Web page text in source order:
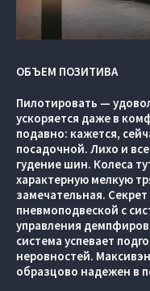
ОБЪЕМ ПОЗИТИВА
Пилотировать —
ускоряется даже в
подавно: кажется,
посадочной. Лихо и
гудение шин. Колеса
характерную мелкую
замечательная.
пневмоподвеской с
управления
система успевает
неровностей.
образцово надежен в